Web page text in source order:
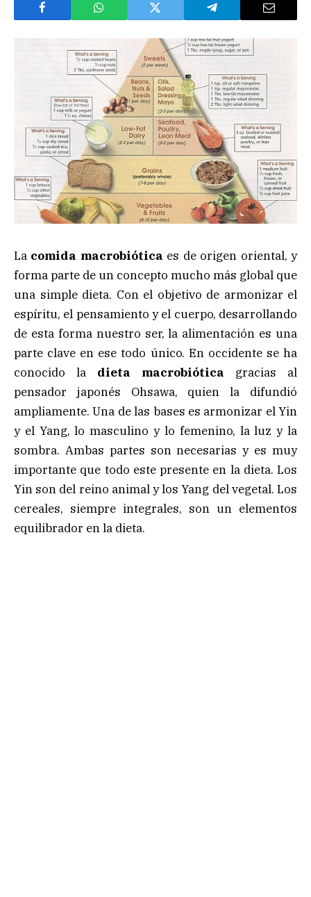
La comida macrobiótica es de origen oriental, y
forma parte de un concepto mucho más global que
una simple dieta. Con el objetivo de armonizar el
espíritu, el pensamiento y el cuerpo, desarrollando
de esta forma nuestro ser, la alimentación es una
parte clave en ese todo único. En occidente se ha
conocido la dieta macrobiótica gracias al
pensador japonés Ohsawa, quien la difundió
ampliamente. Una de las bases es armonizar el Yin
y el Yang, lo masculino y lo femenino, la luz y la
sombra. Ambas partes son necesarias y es muy
importante que todo este presente en la dieta. Los
Yin son del reino animal y los Yang del vegetal. Los
cereales, siempre integrales, son un elementos
equilibrador en la dieta.